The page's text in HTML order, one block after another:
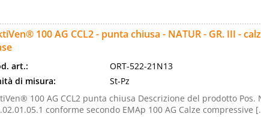
100 AG CCL2 - punta chiusa - NATUR - GR. III -
art.:
ORT-522-21N13
di misura:
St-Pz
100 AG CCL2 punta chiusa Descrizione del prodotto Pos.
conforme secondo EMAp 100 AG Calze compressive